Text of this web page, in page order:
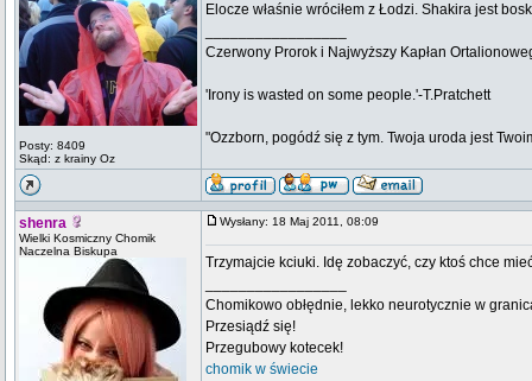
Posty: 8409
Skąd: z krainy Oz
Elocze właśnie wróciłem z Łodzi. Shakira jest
Czerwony Prorok i Najwyższy Kapłan
'Irony is wasted on some people.'-T.Pratchett
"Ozzborn, pogódź się z tym. Twoja uroda jest
shenra
Wielki Kosmiczny Chomik
Naczelna Biskupa
Wysłany: 18 Maj 2011, 08:09
Trzymajcie kciuki. Idę zobaczyć, czy ktoś chce
Chomikowo obłędnie, lekko neurotycznie w
Przesiądź się!
Przegubowy kotecek!
chomik w świecie